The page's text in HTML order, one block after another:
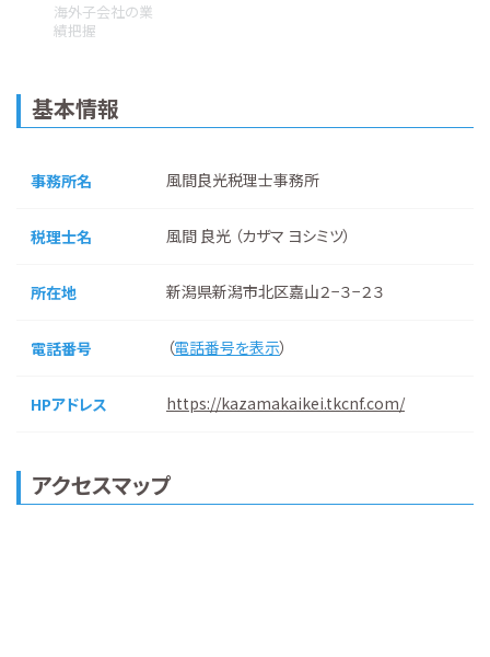
海外子会社の業
績把握
基本情報
事務所名 風間良光税理士事務所
税理士名 風間 良光 （カザマ ヨシミツ）
所在地 新潟県新潟市北区嘉山２−３−２３
電話番号 （電話番号を表示）
HPアドレス https://kazamakaikei.tkcnf.com/
アクセスマップ